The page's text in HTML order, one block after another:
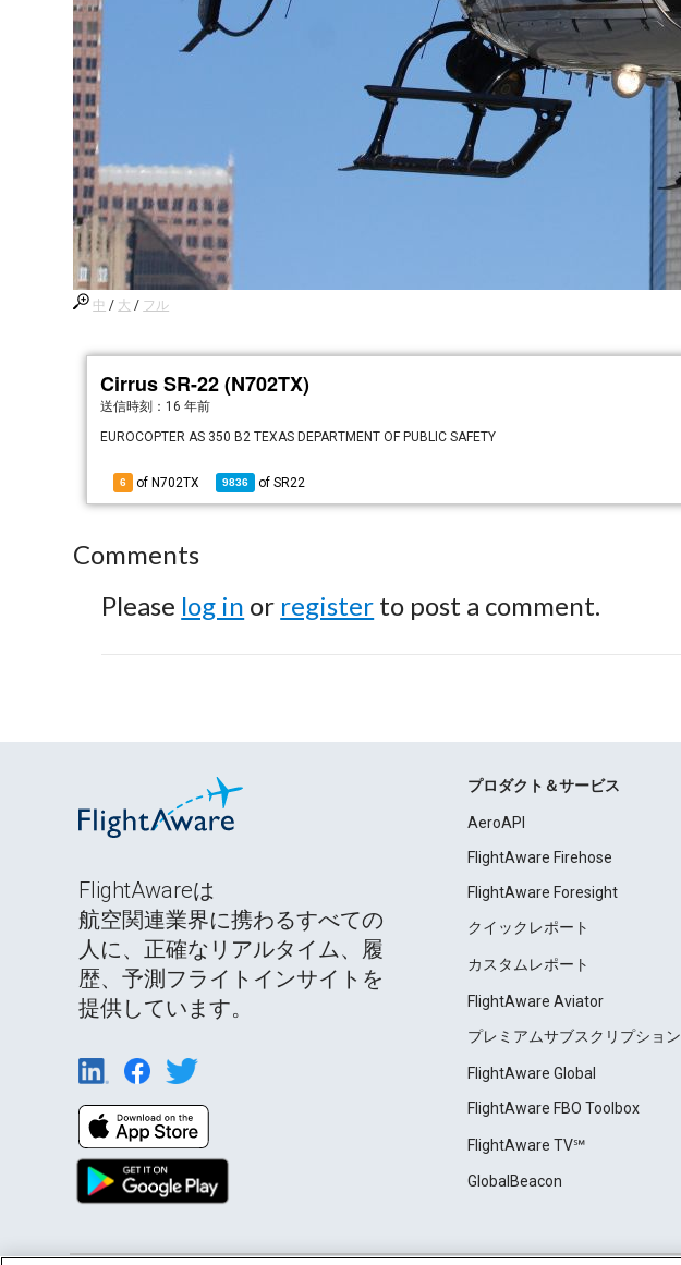
中 / 大 / フル
Cirrus SR-22 (N702TX)
送信時刻： 16 年前
EUROCOPTER AS 350 B2 TEXAS DEPARTMENT OF PUBLIC SAFETY
6 of N702TX 9836 ofSR22
Comments
Please log in or register to post a comment.
FlightAwareは
航空関連業界に携わるすべての
人に、正確なリアルタイム、履
歴、予測フライトインサイトを
提供しています。
プロダクト＆サービス
AeroAPI
FlightAware Firehose
FlightAware Foresight
クイックレポート
カスタムレポート
FlightAware Aviator
プレミアムサブスクリプション
FlightAware Global
FlightAware FBO Toolbox
FlightAware TV℠
GlobalBeacon